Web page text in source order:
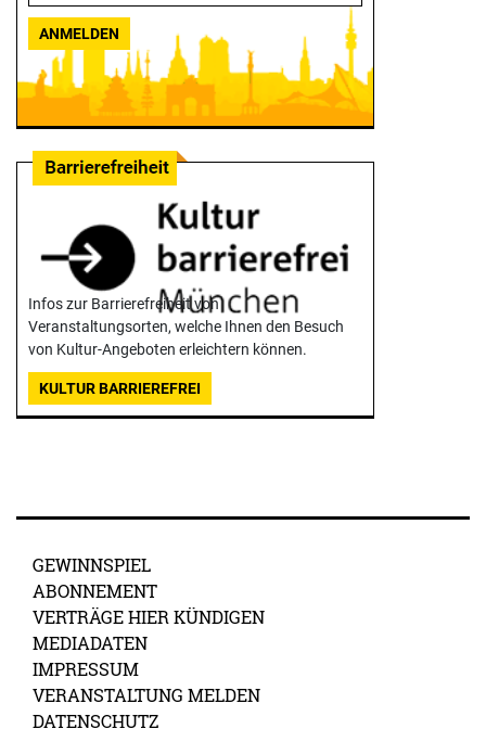
ANMELDEN
Infos zur Barrierefreiheit von
Veranstaltungsorten, welche Ihnen den Besuch
von Kultur-Angeboten erleichtern können.
KULTUR BARRIEREFREI
GEWINNSPIEL
ABONNEMENT
VERTRÄGE HIER KÜNDIGEN
MEDIADATEN
IMPRESSUM
VERANSTALTUNG MELDEN
DATENSCHUTZ